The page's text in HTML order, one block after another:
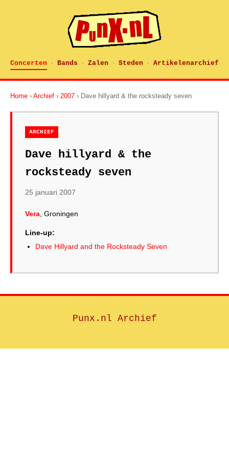
Concerten · Bands · Zalen · Steden · Artikelenarchief
Home › Archief › 2007 › Dave hillyard & the rocksteady seven
ARCHIEF
Dave hillyard & the
rocksteady seven
25 januari 2007
Vera , Groningen
Line-up:
Dave Hillyard and the Rocksteady Seven
Punx.nl Archief